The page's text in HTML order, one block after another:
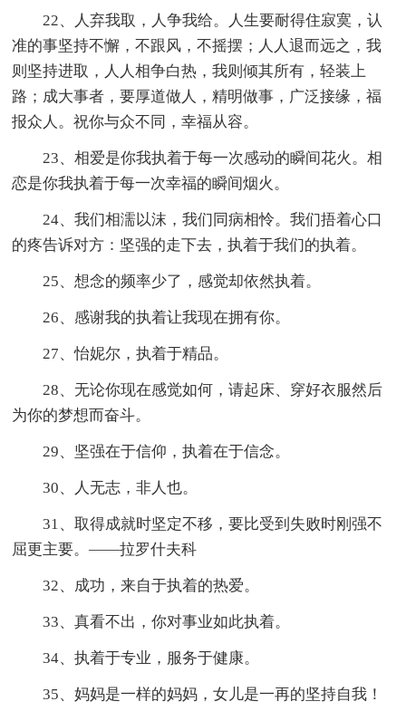
22、人弃我取，人争我给。人生要耐得住寂寞，认
准的事坚持不懈，不跟风，不摇摆；人人退而远之，我
则坚持进取，人人相争白热，我则倾其所有，轻装上
路；成大事者，要厚道做人，精明做事，广泛接缘，福
报众人。祝你与众不同，幸福从容。
23、相爱是你我执着于每一次感动的瞬间花火。相
恋是你我执着于每一次幸福的瞬间烟火。
24、我们相濡以沫，我们同病相怜。我们捂着心口
的疼告诉对方：坚强的走下去，执着于我们的执着。
25、想念的频率少了，感觉却依然执着。
26、感谢我的执着让我现在拥有你。
27、怡妮尔，执着于精品。
28、无论你现在感觉如何，请起床、穿好衣服然后
为你的梦想而奋斗。
29、坚强在于信仰，执着在于信念。
30、人无志，非人也。
31、取得成就时坚定不移，要比受到失败时刚强不
屈更主要。——拉罗什夫科
32、成功，来自于执着的热爱。
33、真看不出，你对事业如此执着。
34、执着于专业，服务于健康。
35、妈妈是一样的妈妈，女儿是一再的坚持自我！